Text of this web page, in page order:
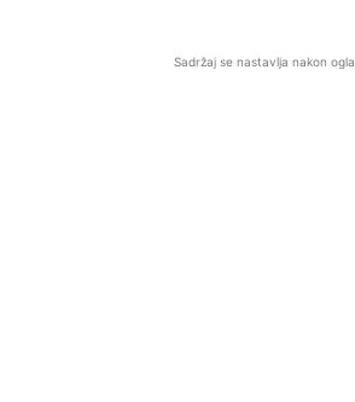
Sadržaj se nastavlja nakon